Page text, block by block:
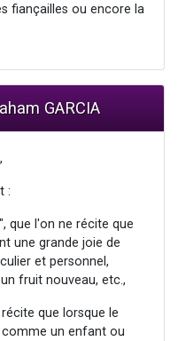
fiançailles ou encore la
GARCIA
:
que l'on ne récite que
une grande joie de
et personnel,
fruit nouveau, etc.,
que lorsque le
un enfant ou